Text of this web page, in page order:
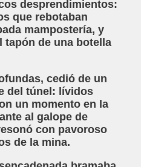
desprendimientos:
que rebotaban
mampostería, y
tapón de una botella
cedió de un
del túnel: lívidos
un momento en la
al galope de
con pavoroso
de la mina.